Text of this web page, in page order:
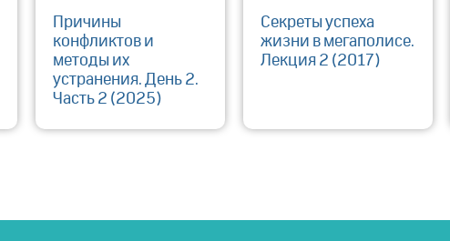
Причины
конфликтов и
методы их
устранения. День 2.
Часть 2 (2025)
Секреты успеха
жизни в мегаполисе.
Лекция 2 (2017)